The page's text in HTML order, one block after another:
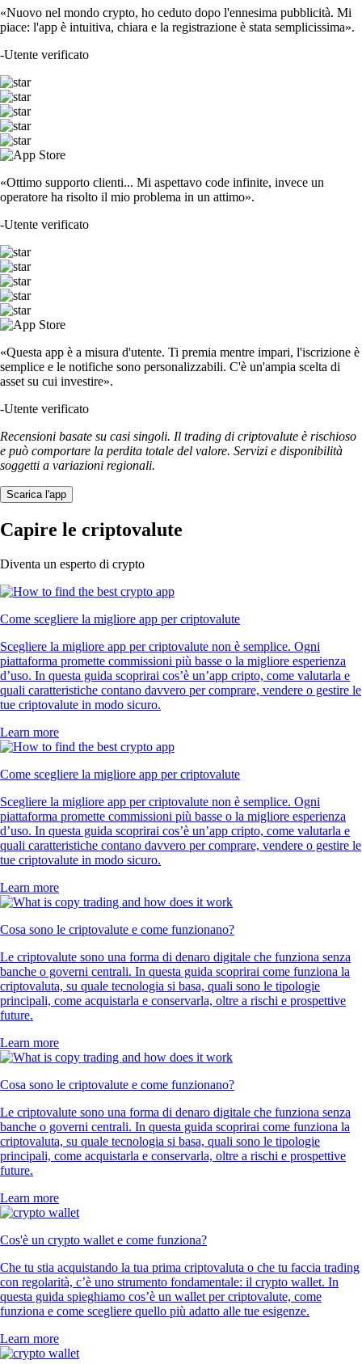
«Nuovo nel mondo crypto, ho ceduto dopo l'ennesima pubblicità. Mi
piace: l'app è intuitiva, chiara e la registrazione è stata semplicissima».
-Utente verificato
«Ottimo supporto clienti... Mi aspettavo code infinite, invece un
operatore ha risolto il mio problema in un attimo».
-Utente verificato
«Questa app è a misura d'utente. Ti premia mentre impari, l'iscrizione è
semplice e le notifiche sono personalizzabili. C'è un'ampia scelta di
asset su cui investire».
-Utente verificato
Recensioni basate su casi singoli. Il trading di criptovalute è rischioso
e può comportare la perdita totale del valore. Servizi e disponibilità
soggetti a variazioni regionali.
Scarica l'app
Capire le criptovalute
Diventa un esperto di crypto
Come scegliere la migliore app per criptovalute
Scegliere la migliore app per criptovalute non è semplice. Ogni
piattaforma promette commissioni più basse o la migliore esperienza
d’uso. In questa guida scoprirai cos’è un’app cripto, come valutarla e
quali caratteristiche contano davvero per comprare, vendere o gestire le
tue criptovalute in modo sicuro.
Learn more
Come scegliere la migliore app per criptovalute
Scegliere la migliore app per criptovalute non è semplice. Ogni
piattaforma promette commissioni più basse o la migliore esperienza
d’uso. In questa guida scoprirai cos’è un’app cripto, come valutarla e
quali caratteristiche contano davvero per comprare, vendere o gestire le
tue criptovalute in modo sicuro.
Learn more
Cosa sono le criptovalute e come funzionano?
Le criptovalute sono una forma di denaro digitale che funziona senza
banche o governi centrali. In questa guida scoprirai come funziona la
criptovaluta, su quale tecnologia si basa, quali sono le tipologie
principali, come acquistarla e conservarla, oltre a rischi e prospettive
future.
Learn more
Cosa sono le criptovalute e come funzionano?
Le criptovalute sono una forma di denaro digitale che funziona senza
banche o governi centrali. In questa guida scoprirai come funziona la
criptovaluta, su quale tecnologia si basa, quali sono le tipologie
principali, come acquistarla e conservarla, oltre a rischi e prospettive
future.
Learn more
Cos'è un crypto wallet e come funziona?
Che tu stia acquistando la tua prima criptovaluta o che tu faccia trading
con regolarità, c’è uno strumento fondamentale: il crypto wallet. In
questa guida spieghiamo cos’è un wallet per criptovalute, come
funziona e come scegliere quello più adatto alle tue esigenze.
Learn more